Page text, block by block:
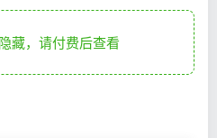
藏，请付费后查看